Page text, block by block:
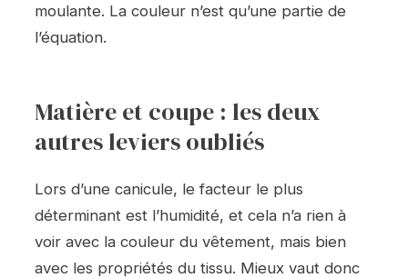
moulante. La couleur n’est qu’une partie de
l’équation.
Matière et coupe : les deux
autres leviers oubliés
Lors d’une canicule, le facteur le plus
déterminant est l’humidité, et cela n’a rien à
voir avec la couleur du vêtement, mais bien
avec les propriétés du tissu. Mieux vaut donc